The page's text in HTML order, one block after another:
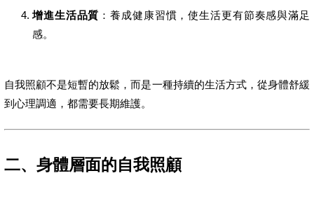
增進生活品質 ：養成健康習慣，使生活更有節奏感與滿足
感。
自我照顧不是短暫的放鬆，而是一種持續的生活方式，從身體舒緩
到心理調適，都需要長期維護。
二、身體層面的自我照顧